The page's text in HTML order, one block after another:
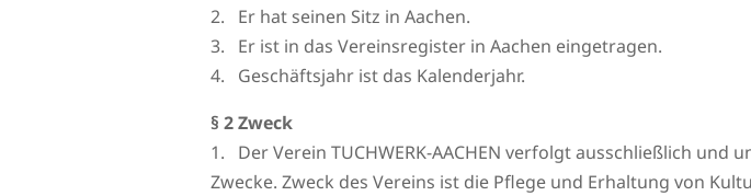
2. Er hat seinen Sitz in Aachen.
3. Er ist in das Vereinsregister in Aachen eingetragen.
4. Geschäftsjahr ist das Kalenderjahr.
§ 2 Zweck
1. Der Verein TUCHWERK-AACHEN verfolgt ausschließlich und
Zwecke. Zweck des Vereins ist die Pflege und Erhaltung von